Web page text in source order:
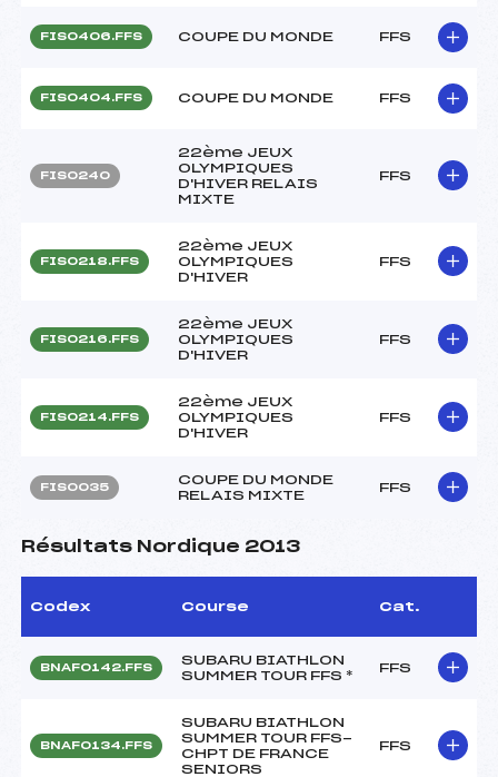
FIS0406.FFS COUPE DU MONDE FFS
FIS0404.FFS COUPE DU MONDE FFS
FIS0240
22ème JEUX
OLYMPIQUES
D'HIVER RELAIS
MIXTE
FFS
FIS0218.FFS
22ème JEUX
OLYMPIQUES
D'HIVER
FFS
FIS0216.FFS
22ème JEUX
OLYMPIQUES
D'HIVER
FFS
FIS0214.FFS
22ème JEUX
OLYMPIQUES
D'HIVER
FFS
FIS0035
COUPE DU MONDE
RELAIS MIXTE
FFS
Résultats Nordique 2013
Codex Course Cat.
BNAF0142.FFS
SUBARU BIATHLON
SUMMER TOUR FFS *
FFS
BNAF0134.FFS
SUBARU BIATHLON
SUMMER TOUR FFS-
CHPT DE FRANCE
SENIORS
FFS